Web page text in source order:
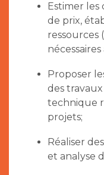
Estimer les
de prix,
ressources
Proposer
des travaux
technique
projets;
Réaliser
et analyse